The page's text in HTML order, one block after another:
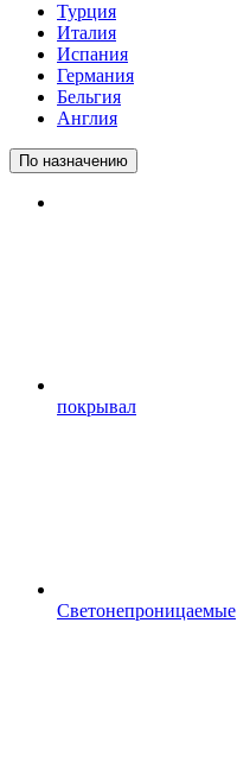
Турция
Италия
Испания
Германия
Бельгия
Англия
По назначению
покрывал
Светонепроницаемые